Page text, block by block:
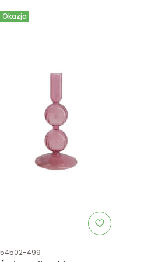
Okazja
Kod produktu
54502-499